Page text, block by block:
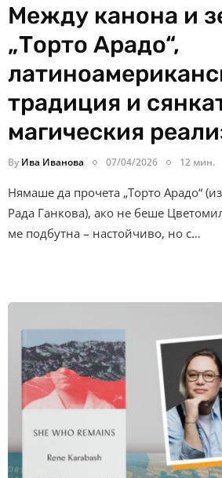
Между канона и
„Торто Арадо“,
традиция и
магическия
By Ива Иванова 07/04/2026 12 мин.
Нямаше да прочета „Торто Арадо“
Рада Ганкова), ако не беше
ме подбутна – настойчиво, но с…